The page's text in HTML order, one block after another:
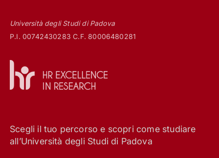
Università degli Studi di Padova
P.I. 00742430283 C.F. 80006480281
Scegli il tuo percorso e scopri come studiare
all’Università degli Studi di Padova